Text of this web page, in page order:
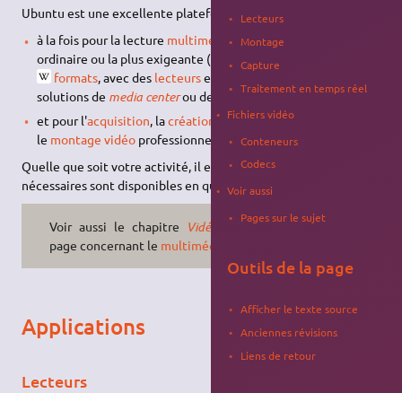
Ubuntu est une excellente plateforme,
à la fois pour la lecture multimédiadans la situation la plus
ordinaire ou la plus exigeante (en gérant une multitude de
formats, avec des lecteursextrêmement simples ou des
solutions de media centerou de home cinemacomplètes),
et pour l'acquisition, lacréation , la production, l'
le montage vidéoprofessionnel, et l'encodage.
Quelle que soit votre activité, il est certain que les outils
nécessaires sont disponibles en quelques clics.
Voir aussi le chapitre Vidéo
sur la
page concernant le multimédia
Applications
Lecteurs
Lecteurs
Montage
Capture
Traitement en temps réel
Fichiers vidéo
Conteneurs
Codecs
Voir aussi
Pages sur le sujet
Outils de la page
Afficher le texte source
Anciennes révisions
Liens de retour